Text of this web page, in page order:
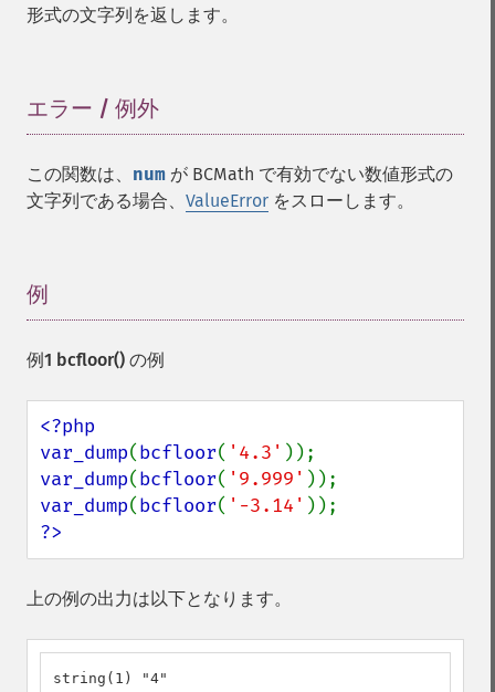
形式の文字列を返します。
エラー / 例外
この関数は、 num が BCMath で有効でない数値形式の
文字列である場合、 ValueError をスローします。
例
例1 bcfloor() の例
<?php
var_dump(bcfloor( '4.3'
var_dump(bcfloor( '9.999'
var_dump(bcfloor( '-3.14'
?>
上の例の出力は以下となります。
string(1) "4"